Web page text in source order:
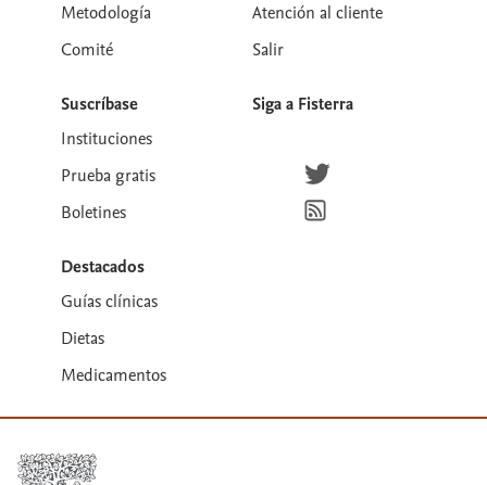
Metodología
Comité
Suscríbase
Instituciones
Prueba gratis
Boletines
Destacados
Guías clínicas
Dietas
Medicamentos
Atención al cliente
Salir
Siga a Fisterra
Síguenos en Twitter
Suscríbete para recibir